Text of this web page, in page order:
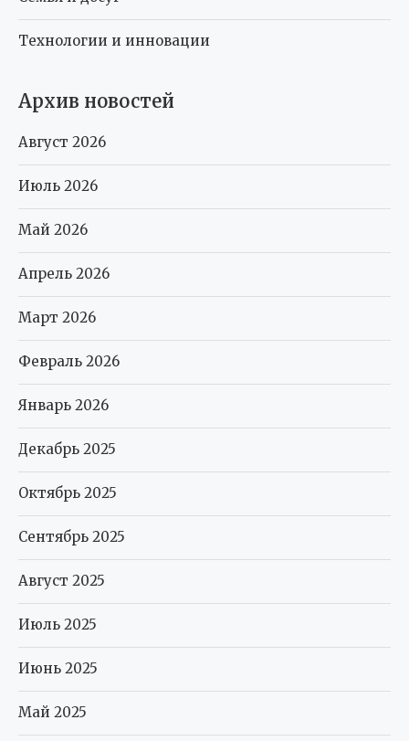
Технологии и инновации
Архив новостей
Август 2026
Июль 2026
Май 2026
Апрель 2026
Март 2026
Февраль 2026
Январь 2026
Декабрь 2025
Октябрь 2025
Сентябрь 2025
Август 2025
Июль 2025
Июнь 2025
Май 2025